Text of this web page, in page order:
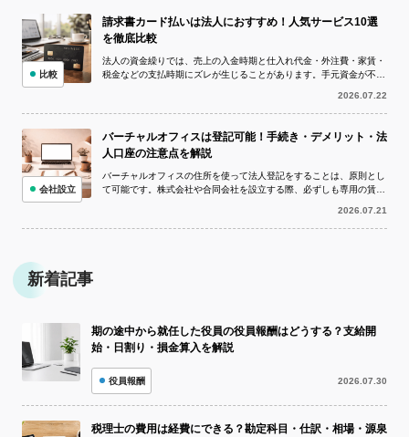
請求書カード払いは法人におすすめ！人気サービス10選
を徹底比較
法人の資金繰りでは、売上の入金時期と仕入れ代金・外注費・家賃・
税金などの支払時期にズレが生じることがあります。手元資金が不足
2026.07.22
比較
バーチャルオフィスは登記可能！手続き・デメリット・法
人口座の注意点を解説
バーチャルオフィスの住所を使って法人登記をすることは、原則とし
て可能です。株式会社や合同会社を設立する際、必ずしも専用の賃貸
2026.07.21
会社設立
新着記事
期の途中から就任した役員の役員報酬はどうする？支給開
始・日割り・損金算入を解説
役員報酬 2026.07.30
税理士の費用は経費にできる？勘定科目・仕訳・相場・源泉